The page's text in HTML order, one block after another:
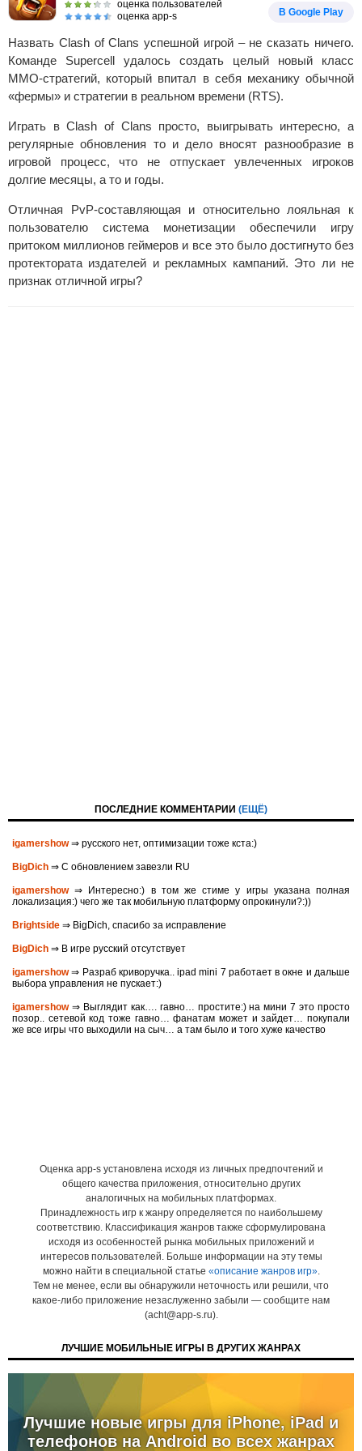
оценка пользователей
оценка app-s
В Google Play
Назвать Clash of Clans успешной игрой – не сказать ничего.
Команде Supercell удалось создать целый новый класс
MMO-стратегий, который впитал в себя механику обычной
«фермы» и стратегии в реальном времени (RTS).
Играть в Clash of Clans просто, выигрывать интересно, а
регулярные обновления то и дело вносят разнообразие в
игровой процесс, что не отпускает увлеченных игроков
долгие месяцы, а то и годы.
Отличная PvP-составляющая и относительно лояльная к
пользователю система монетизации обеспечили игру
притоком миллионов геймеров и все это было достигнуто без
протектората издателей и рекламных кампаний. Это ли не
признак отличной игры?
ПОСЛЕДНИЕ КОММЕНТАРИИ (ЕЩЁ)
igamershow⇒ русского нет, оптимизации тоже кста:)
BigDich ⇒ С обновлением завезли RU
igamershow⇒ Интересно:) в том же стиме у игры указана полная
локализация:) чего же так мобильную платформу опрокинули?:))
Brightside ⇒ BigDich, спасибо за исправление
BigDich ⇒ В игре русский отсутствует
igamershow⇒ Разраб криворучка.. ipad mini 7 работает в окне и дальше
выбора управления не пускает:)
igamershow⇒ Выглядит как…. гавно… простите:) на мини 7 это просто
позор.. сетевой код тоже гавно… фанатам может и зайдет… покупали
же все игры что выходили на сыч… а там было и того хуже качество
Оценка app-s установлена исходя из личных предпочтений и
общего качества приложения, относительно других
аналогичных на мобильных платформах.
Принадлежность игр к жанру определяется по наибольшему
соответствию. Классификация жанров также сформулирована
исходя из особенностей рынка мобильных приложений и
интересов пользователей. Больше информации на эту темы
можно найти в специальной статье «описание жанров игр».
Тем не менее, если вы обнаружили неточность или решили, что
какое-либо приложение незаслуженно забыли — сообщите нам
(acht@app-s.ru).
ЛУЧШИЕ МОБИЛЬНЫЕ ИГРЫ В ДРУГИХ ЖАНРАХ
Лучшие новые игры для iPhone, iPad и
телефонов на Android во всех жанрах